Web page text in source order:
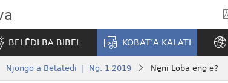
BELĒDI BA BIBE̱L KO̱BAT’A KALATI
Njongo a Betatedi | No̱. 1 2019 Ne̱ni Loba eno̱ e?